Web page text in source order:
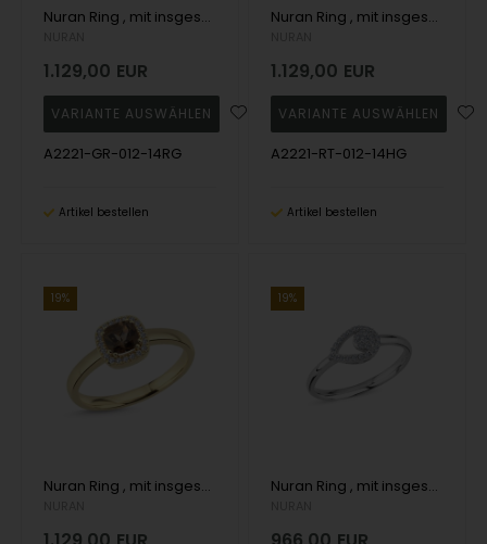
Nuran Ring , mit insgesamt 0,12 ct Wesselton SI
1.129,00 EUR
A2221-GR-012-14RG
Artikel bestellen
Nuran Ring , mit insgesamt 0,12 ct Wesselton SI
1.129,00 EUR
A2221-RT-012-14HG
Artikel bestellen
19%
Nuran Ring , mit insgesamt 0,12 ct Wesselton SI
19%
Nuran Ring , mit insgesamt 0,16 ct Wesselton SI